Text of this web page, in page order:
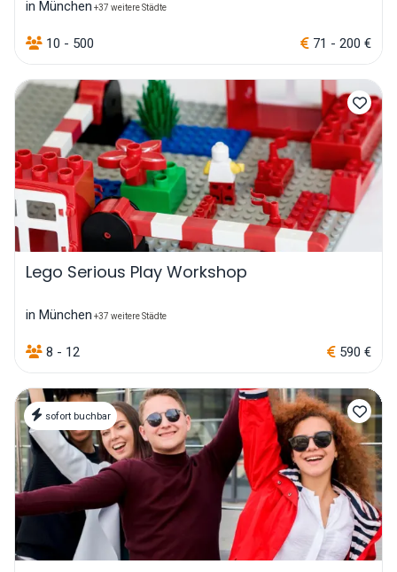
in München +37 weitere Städte
10 - 500 71 - 200 €
Lego Serious Play Workshop
in München +37 weitere Städte
8 - 12 590 €
sofort buchbar